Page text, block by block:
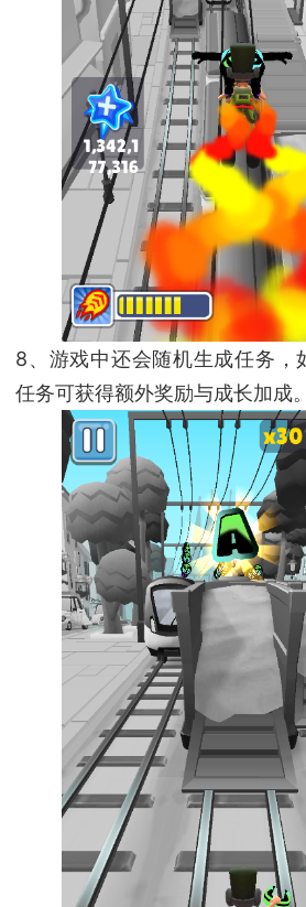
8、游戏中还会随机生成任务，
任务可获得额外奖励与成长加成。